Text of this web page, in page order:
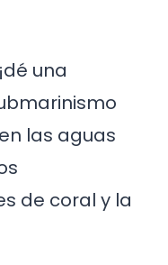
una
las aguas
de coral y la